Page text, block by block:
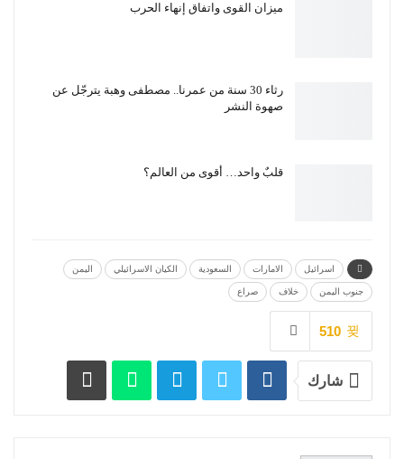
ميزان القوى واتفاق إنهاء الحرب
رثاء 30 سنة من عمرنا.. مصطفى وهبة يترجّل عن
صهوة النشر
قلبٌ واحد… أقوى من العالم؟
اسرائيل الامارات السعودية الكيان الاسرائيلي اليمن
جنوب اليمن خلاف صراع
510
شارك